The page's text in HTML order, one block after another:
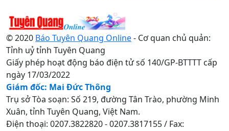
© 2020 Báo Tuyên Quang Online- Cơ quan chủ quản:
Tỉnh uỷ tỉnh Tuyên Quang
Giấy phép hoạt động báo điện tử số 140/GP-BTTTT cấp
ngày 17/03/2022
Giám đốc: Mai Đức Thông
Trụ sở Tòa soạn: Số 219, đường Tân Trào, phường Minh
Xuân, tỉnh Tuyên Quang, Việt Nam.
Điện thoại: 0207.3822820 - 0207.3817155 / Fax: